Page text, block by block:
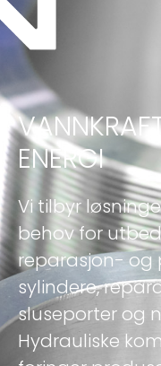
ENERGI
Vi tilbyr
behov for
reparasjon- og
sylindere,
sluseporter og
Hydrauliske